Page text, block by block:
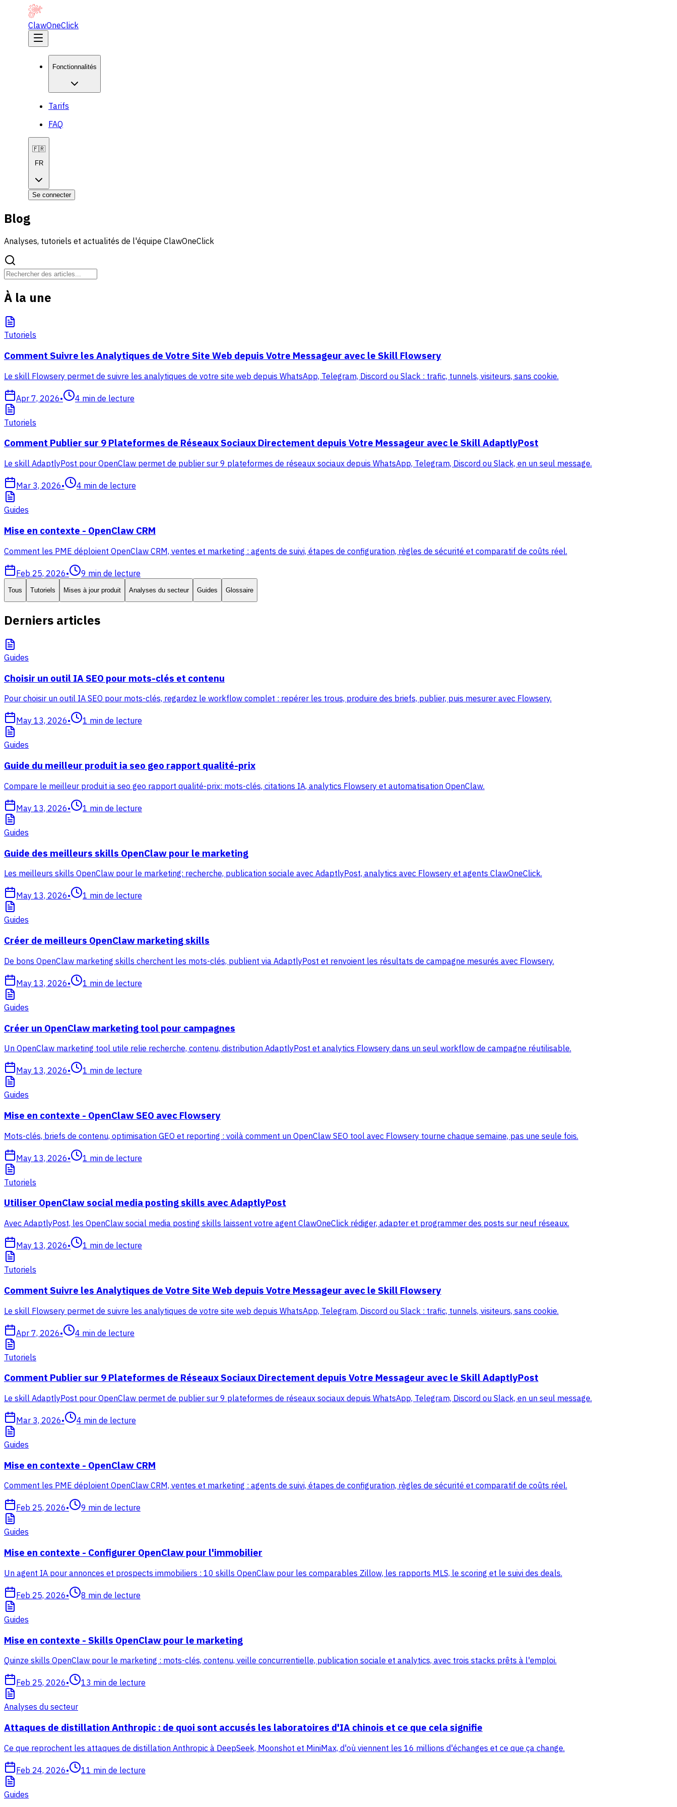
ClawOneClick
Fonctionnalités
Tarifs
FAQ
🇫🇷
FR
Se connecter
Blog
Analyses, tutoriels et actualités de l'équipe ClawOneClick
À la une
Tutoriels
Comment Suivre les Analytiques de Votre Site Web depuis Votre Messageur avec le Skill Flowsery
Le skill Flowsery permet de suivre les analytiques de votre site web depuis WhatsApp, Telegram, Discord ou Slack : trafic, tunnels, visiteurs, sans cookie.
Apr 7, 2026• 4 min de lecture
Tutoriels
Comment Publier sur 9 Plateformes de Réseaux Sociaux Directement depuis Votre Messageur avec le Skill AdaptlyPost
Le skill AdaptlyPost pour OpenClaw permet de publier sur 9 plateformes de réseaux sociaux depuis WhatsApp, Telegram, Discord ou Slack, en un seul message.
Mar 3, 2026• 4 min de lecture
Guides
Mise en contexte - OpenClaw CRM
Comment les PME déploient OpenClaw CRM, ventes et marketing : agents de suivi, étapes de configuration, règles de sécurité et comparatif de coûts réel.
Feb 25, 2026• 9 min de lecture
Tous Tutoriels Mises à jour produit Analyses du secteur Guides Glossaire
Derniers articles
Guides
Choisir un outil IA SEO pour mots-clés et contenu
Pour choisir un outil IA SEO pour mots-clés, regardez le workflow complet : repérer les trous, produire des briefs, publier, puis mesurer avec Flowsery.
May 13, 2026• 1 min de lecture
Guides
Guide du meilleur produit ia seo geo rapport qualité-prix
Compare le meilleur produit ia seo geo rapport qualité-prix: mots-clés, citations IA, analytics Flowsery et automatisation OpenClaw.
May 13, 2026• 1 min de lecture
Guides
Guide des meilleurs skills OpenClaw pour le marketing
Les meilleurs skills OpenClaw pour le marketing: recherche, publication sociale avec AdaptlyPost, analytics avec Flowsery et agents ClawOneClick.
May 13, 2026• 1 min de lecture
Guides
Créer de meilleurs OpenClaw marketing skills
De bons OpenClaw marketing skills cherchent les mots-clés, publient via AdaptlyPost et renvoient les résultats de campagne mesurés avec Flowsery.
May 13, 2026• 1 min de lecture
Guides
Créer un OpenClaw marketing tool pour campagnes
Un OpenClaw marketing tool utile relie recherche, contenu, distribution AdaptlyPost et analytics Flowsery dans un seul workflow de campagne réutilisable.
May 13, 2026• 1 min de lecture
Guides
Mise en contexte - OpenClaw SEO avec Flowsery
Mots-clés, briefs de contenu, optimisation GEO et reporting : voilà comment un OpenClaw SEO tool avec Flowsery tourne chaque semaine, pas une seule fois.
May 13, 2026• 1 min de lecture
Tutoriels
Utiliser OpenClaw social media posting skills avec AdaptlyPost
Avec AdaptlyPost, les OpenClaw social media posting skills laissent votre agent ClawOneClick rédiger, adapter et programmer des posts sur neuf réseaux.
May 13, 2026• 1 min de lecture
Tutoriels
Comment Suivre les Analytiques de Votre Site Web depuis Votre Messageur avec le Skill Flowsery
Le skill Flowsery permet de suivre les analytiques de votre site web depuis WhatsApp, Telegram, Discord ou Slack : trafic, tunnels, visiteurs, sans cookie.
Apr 7, 2026• 4 min de lecture
Tutoriels
Comment Publier sur 9 Plateformes de Réseaux Sociaux Directement depuis Votre Messageur avec le Skill AdaptlyPost
Le skill AdaptlyPost pour OpenClaw permet de publier sur 9 plateformes de réseaux sociaux depuis WhatsApp, Telegram, Discord ou Slack, en un seul message.
Mar 3, 2026• 4 min de lecture
Guides
Mise en contexte - OpenClaw CRM
Comment les PME déploient OpenClaw CRM, ventes et marketing : agents de suivi, étapes de configuration, règles de sécurité et comparatif de coûts réel.
Feb 25, 2026• 9 min de lecture
Guides
Mise en contexte - Configurer OpenClaw pour l'immobilier
Un agent IA pour annonces et prospects immobiliers : 10 skills OpenClaw pour les comparables Zillow, les rapports MLS, le scoring et le suivi des deals.
Feb 25, 2026• 8 min de lecture
Guides
Mise en contexte - Skills OpenClaw pour le marketing
Quinze skills OpenClaw pour le marketing : mots-clés, contenu, veille concurrentielle, publication sociale et analytics, avec trois stacks prêts à l'emploi.
Feb 25, 2026• 13 min de lecture
Analyses du secteur
Attaques de distillation Anthropic : de quoi sont accusés les laboratoires d'IA chinois et ce que cela signifie
Ce que reprochent les attaques de distillation Anthropic à DeepSeek, Moonshot et MiniMax, d'où viennent les 16 millions d'échanges et ce que ça change.
Feb 24, 2026• 11 min de lecture
Guides